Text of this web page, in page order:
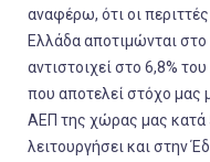
αναφέρω, ότι οι
Ελλάδα αποτιμώνται
αντιστοιχεί στο 6,8%
που αποτελεί στόχο μας
ΑΕΠ της χώρας μας κατά
λειτουργήσει και στην